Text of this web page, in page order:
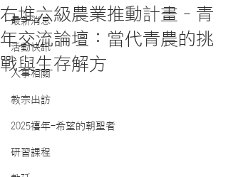
最新消息
活動快訊
人事相關
教宗出訪
2025禧年-希望的朝聖者
研習課程
右堆六級農業推動計畫–青
年交流論壇：當代青農的挑
戰與生存解方